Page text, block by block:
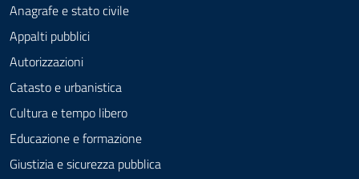
Anagrafe e stato civile
Appalti pubblici
Autorizzazioni
Catasto e urbanistica
Cultura e tempo libero
Educazione e formazione
Giustizia e sicurezza pubblica